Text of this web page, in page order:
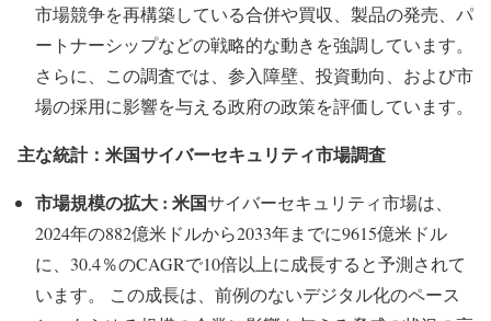
市場競争を再構築している合併や買収、製品の発売、パ
ートナーシップなどの戦略的な動きを強調しています。
さらに、この調査では、参入障壁、投資動向、および市
場の採用に影響を与える政府の政策を評価しています。
主な統計：米国サイバーセキュリティ市場調査
市場規模の拡大 : 米国サイバーセキュリティ市場は、
2024年の882億米ドルから2033年までに9615億米ドル
に、30.4％のCAGRで10倍以上に成長すると予測されて
います。 この成長は、前例のないデジタル化のペース